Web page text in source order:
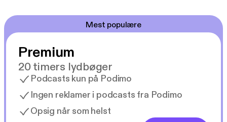
Mest populære
Premium
20 timers lydbøger
Podcasts kun på Podimo
Ingen reklamer i podcasts fra Podimo
Opsig når som helst